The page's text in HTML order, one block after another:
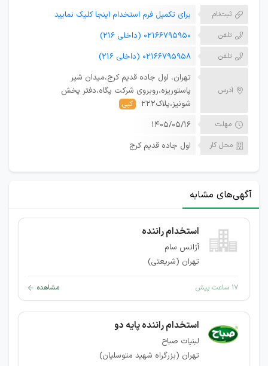
ثبت‌نام برای تکمیل فرم استخدام اینجا کلیک نمایید
تلفن 02166795950 (داخلی 216)
تلفن 02166795958 (داخلی 216)
آدرس
تهران، اول جاده قدیم کرج،میدان شیر
پاستوریزه،روبروی شرکت پگاه،دفتر پخش
شونیز،پلاک222
کپی
مهلت
۱۴۰۵/۰۵/۱۶
محل کار اول جاده قدیم کرج
آگهی‌های مشابه
استخدام راننده
آژانس سام
تهران (شریعتی)
۱۷ ساعت پیش مشاهده
استخدام راننده پایه دو
لبنیات صباح
تهران (بزرگراه شهید متوسلیان)